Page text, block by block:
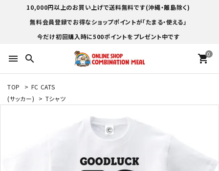
10,000円以上のお買い上げで送料無料です(沖縄・離島除く)
無料会員登録でお得なショップポイントが「たまる・使える」
今だけ初回購入時に500ポイントをプレゼント中です
menu search 0
shopping_cart
TOP > FC CATS
(サッカー)
> Tシャツ